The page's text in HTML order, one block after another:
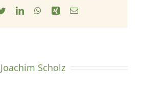
TwitterLinkedInWhatsApp
Xing E-
Joachim Scholz